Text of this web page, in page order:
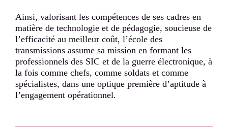
Ainsi, valorisant les compétences de ses cadres en
matière de technologie et de pédagogie, soucieuse de
l’efficacité au meilleur coût, l’école des
transmissions assume sa mission en formant les
professionnels des SIC et de la guerre électronique, à
la fois comme chefs, comme soldats et comme
spécialistes, dans une optique première d’aptitude à
l’engagement opérationnel.